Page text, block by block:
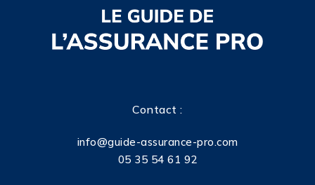
Contact :
info@guide-assurance-pro.com
05 35 54 61 92